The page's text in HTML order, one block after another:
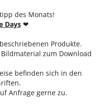
des Monats!
Days❤
Produkte.
zum Download
befinden sich in den
Anfrage gerne zu.